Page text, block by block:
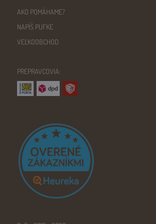
AKO POMÁHAME?
NAPÍŠ PUFKE
VEĽKOOBCHOD
PREPRAVCOVIA: